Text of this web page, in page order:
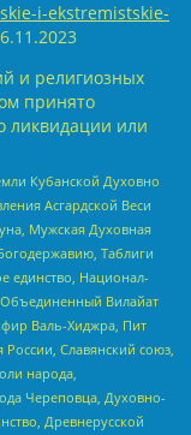
i-ekstremistskie-
и религиозных
принято
ликвидации или
Кубанской Духовно
Асгардской Веси
Мужская Духовная
Таблиги
единство, Национал-
Вилайат
Валь-Хиджра, Пит
Славянский союз,
народа,
Череповца, Духовно-
Древнерусской